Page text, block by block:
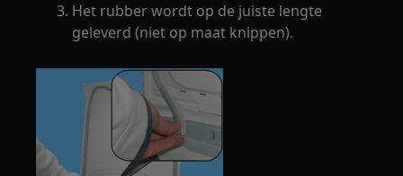
Het rubber wordt op de juiste lengte
geleverd (niet op maat knippen).